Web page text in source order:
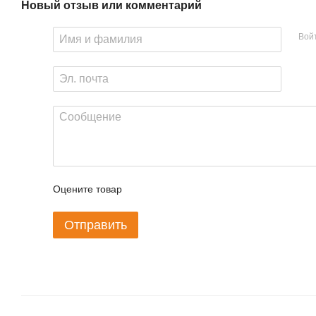
Новый отзыв или комментарий
Оцените товар
Отправить